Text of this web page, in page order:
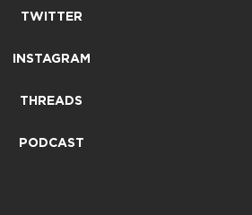
TWITTER
INSTAGRAM
THREADS
PODCAST